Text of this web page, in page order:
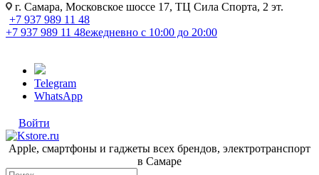
г. Самара, Московское шоссе 17, ТЦ Сила Спорта, 2 эт.
+7 937 989 11 48
+7 937 989 11 48ежедневно с 10:00 до 20:00
Telegram
WhatsApp
Войти
Apple, cмартфоны и гаджеты всех брендов, электротранспорт
в Самаре